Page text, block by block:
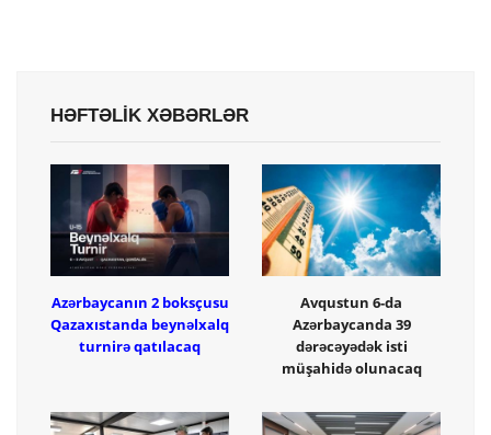
HƏFTƏLİK XƏBƏRLƏR
Azərbaycanın 2 boksçusu
Qazaxıstanda beynəlxalq
turnirə qatılacaq
Avqustun 6-da
Azərbaycanda 39
dərəcəyədək isti
müşahidə olunacaq